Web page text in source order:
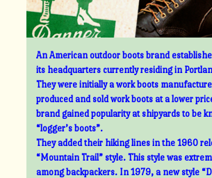
An American outdoor boots brand
its headquarters currently residing in
They were initially a work boots
produced and sold work boots at a lower
brand gained popularity at shipyards to be
“logger’s boots”.
They added their hiking lines in the 1960
“Mountain Trail” style. This style was
among backpackers. In 1979, a new style